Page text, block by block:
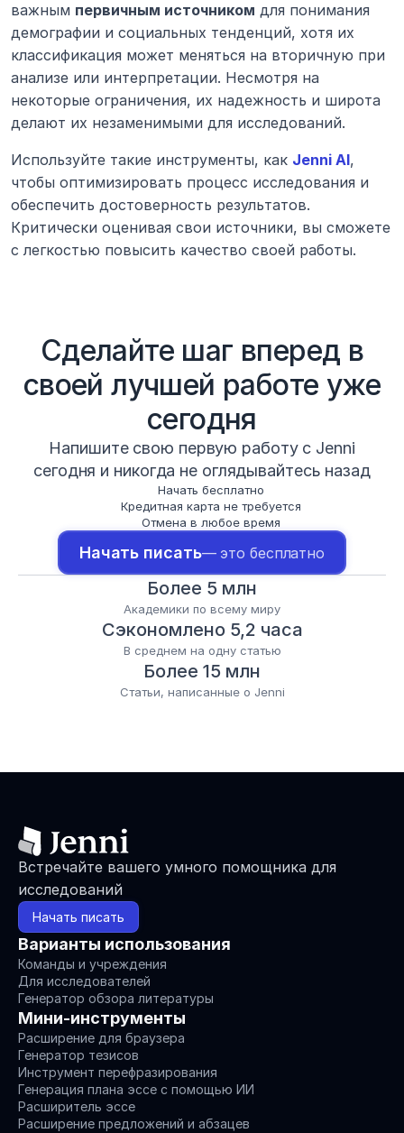
важным первичным источником для понимания
демографии и социальных тенденций, хотя их
классификация может меняться на вторичную при
анализе или интерпретации. Несмотря на
некоторые ограничения, их надежность и широта
делают их незаменимыми для исследований.
Используйте такие инструменты, как Jenni AI,
чтобы оптимизировать процесс исследования и
обеспечить достоверность результатов.
Критически оценивая свои источники, вы сможете
с легкостью повысить качество своей работы.
Сделайте шаг вперед в
своей лучшей работе уже
сегодня
Напишите свою первую работу с Jenni
сегодня и никогда не оглядывайтесь назад
Начать бесплатно
Кредитная карта не требуется
Отмена в любое время
Начать писать— это бесплатно
Более 5 млн
Академики по всему миру
Сэкономлено 5,2 часа
В среднем на одну статью
Более 15 млн
Статьи, написанные о Jenni
Встречайте вашего умного помощника для
исследований
Начать писать
Варианты использования
Команды и учреждения
Для исследователей
Генератор обзора литературы
Мини-инструменты
Расширение для браузера
Генератор тезисов
Инструмент перефразирования
Генерация плана эссе с помощью ИИ
Расширитель эссе
Расширение предложений и абзацев